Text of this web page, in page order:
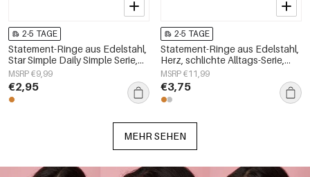
2-5 TAGE
Statement-Ringe aus Edelstahl,
Star Simple Daily Simple Serie,
Damenschmuck
MSRP €9,99
€2,95
2-5 TAGE
Statement-Ringe aus Edelstahl,
Herz, schlichte Alltags-Serie,
Damenschmuck
MSRP €11,99
€3,75
MEHR SEHEN